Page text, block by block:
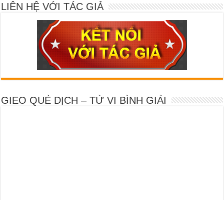
LIÊN HỆ VỚI TÁC GIẢ
GIEO QUẺ DỊCH – TỬ VI BÌNH GIẢI